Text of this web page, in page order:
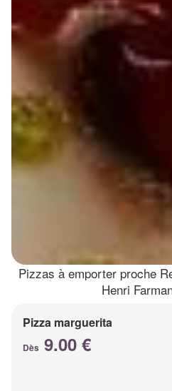
Pizzas à emporter proche
Henri
Pizza marguerita
Dès 9.00 €